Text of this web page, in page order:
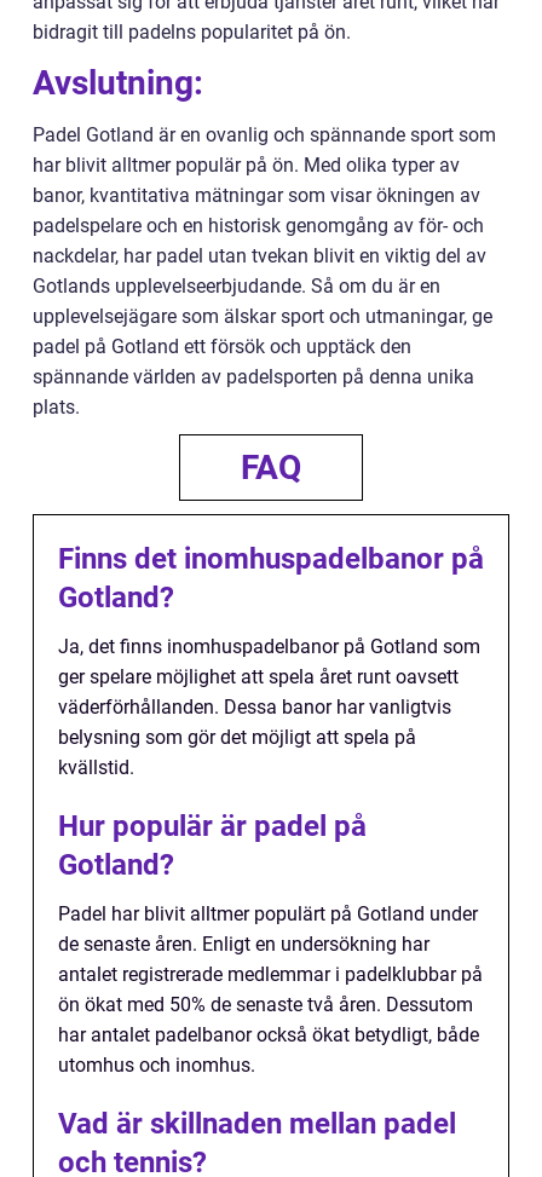
bidragit till padelns popularitet på ön.
Avslutning:
Padel Gotland är en ovanlig och spännande sport som
har blivit alltmer populär på ön. Med olika typer av
banor, kvantitativa mätningar som visar ökningen av
padelspelare och en historisk genomgång av för- och
nackdelar, har padel utan tvekan blivit en viktig del av
Gotlands upplevelseerbjudande. Så om du är en
upplevelsejägare som älskar sport och utmaningar, ge
padel på Gotland ett försök och upptäck den
spännande världen av padelsporten på denna unika
plats.
FAQ
Finns det inomhuspadelbanor på
Gotland?
Ja, det finns inomhuspadelbanor på Gotland som
ger spelare möjlighet att spela året runt oavsett
väderförhållanden. Dessa banor har vanligtvis
belysning som gör det möjligt att spela på
kvällstid.
Hur populär är padel på
Gotland?
Padel har blivit alltmer populärt på Gotland under
de senaste åren. Enligt en undersökning har
antalet registrerade medlemmar i padelklubbar på
ön ökat med 50% de senaste två åren. Dessutom
har antalet padelbanor också ökat betydligt, både
utomhus och inomhus.
Vad är skillnaden mellan padel
och tennis?